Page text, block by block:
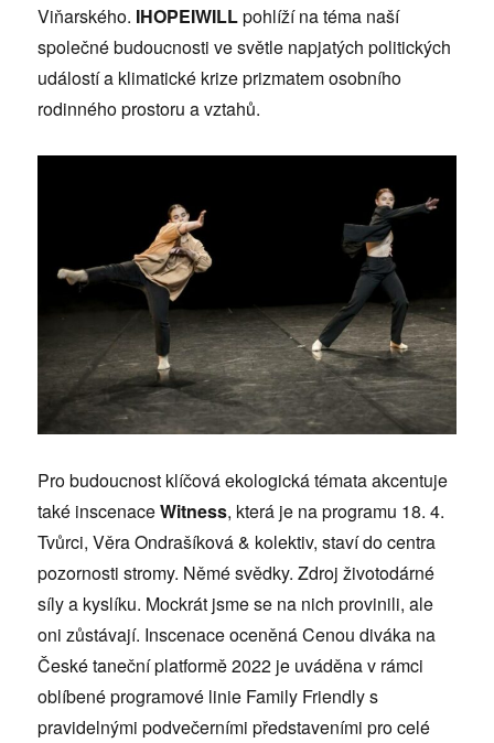
Viňarského. IHOPEIWILLpohlíží na téma naší
společné budoucnosti ve světle napjatých politických
událostí a klimatické krize prizmatem osobního
rodinného prostoru a vztahů.
Pro budoucnost klíčová ekologická témata akcentuje
také inscenaceWitness, která je na programu 18. 4.
Tvůrci, Věra Ondrašíková & kolektiv, staví do centra
pozornosti stromy. Němé svědky. Zdroj životodárné
síly a kyslíku. Mockrát jsme se na nich provinili, ale
oni zůstávají. Inscenace oceněná Cenou diváka na
České taneční platformě 2022 je uváděna v rámci
oblíbené programové linie Family Friendly s
pravidelnými podvečerními představeními pro celé